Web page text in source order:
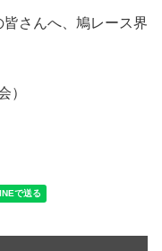
さんへ、鳩レース界
）